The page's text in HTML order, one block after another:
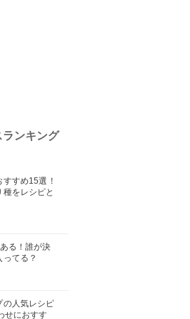
ンキング
すめ15選！
をレシピと
る！誰が決
てる？
の人気レシピ
せにおすす